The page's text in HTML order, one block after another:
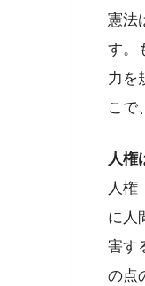
憲法
す。
力を
こで
人権
人権
に人
害す
の点